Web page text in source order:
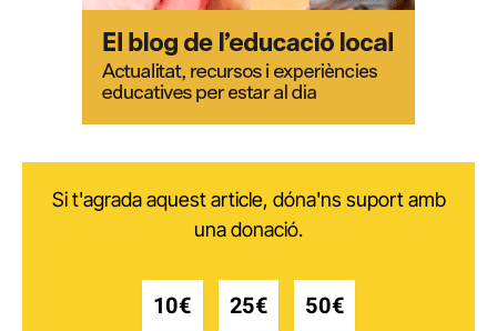
Si t'agrada aquest article, dóna'ns suport amb
una donació.
10€ 25€ 50€